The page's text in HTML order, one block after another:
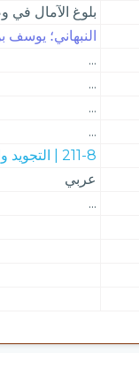
بلوغ الآمال في
النبهاني؛ يوسف
...
...
...
...
211-8 | التجويد والقراءات
عربي
...